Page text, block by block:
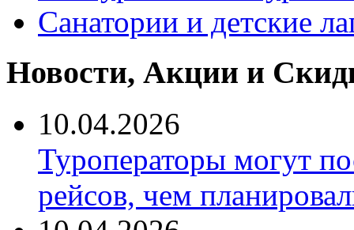
Санатории и детские
Новости, Акции и
10.04.2026
Туроператоры могут
рейсов, чем